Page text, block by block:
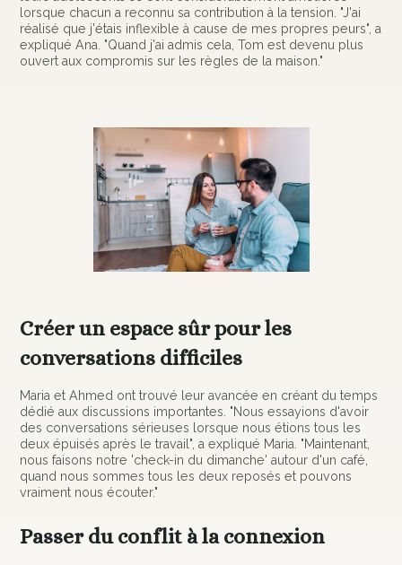
lorsque chacun a reconnu sa contribution à la tension. "J'ai
réalisé que j'étais inflexible à cause de mes propres peurs", a
expliqué Ana. "Quand j'ai admis cela, Tom est devenu plus
ouvert aux compromis sur les règles de la maison."
Créer un espace sûr pour les
conversations difficiles
Maria et Ahmed ont trouvé leur avancée en créant du temps
dédié aux discussions importantes. "Nous essayions d'avoir
des conversations sérieuses lorsque nous étions tous les
deux épuisés après le travail", a expliqué Maria. "Maintenant,
nous faisons notre 'check-in du dimanche' autour d'un café,
quand nous sommes tous les deux reposés et pouvons
vraiment nous écouter."
Passer du conflit à la connexion